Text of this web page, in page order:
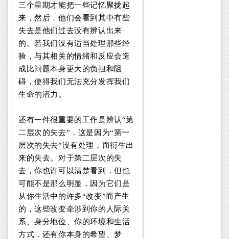
三个星期才能把一些记忆聚拢起
来，然后，他们会看到其中有些
失去是他们过去没有辨认出来
的。若我们没有适当处理那些经
验，与其相关的情绪和反应会造
成比问题本身更大的负担和阻
碍，使得我们无法充分发挥我们
生命的潜力。
还有一件很重要的工作是辨认“第
二层次的失去”，这是因为“第一
层次的失去”没有处理，而衍生出
来的失去。对于第二层次的失
去，你也许可以清楚看到，但也
可能不是那么明显，因为它们是
从你生活中的许多“改变”而产生
的，这些改变牵涉到你的人际关
系、身分地位、你的环境和生活
方式，还有你本身的希望、梦